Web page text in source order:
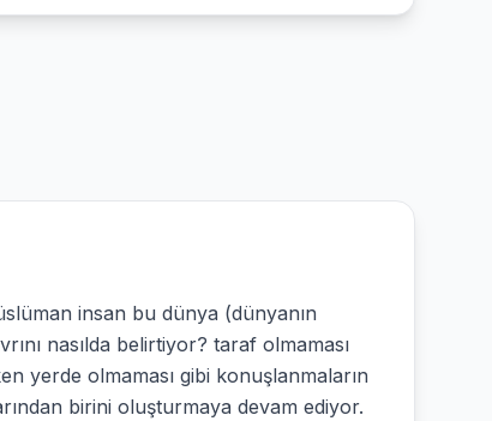
insan bu dünya (dünyanın
nasılda belirtiyor? taraf olmaması
yerde olmaması gibi konuşlanmaların
birini oluşturmaya devam ediyor.